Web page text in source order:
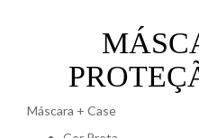
Máscara + Case